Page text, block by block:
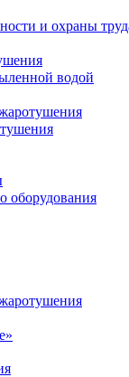
и охраны
водой
оборудования